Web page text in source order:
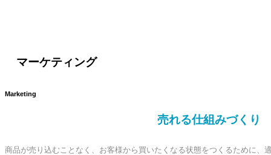
マーケティング
Marketing
売れる仕組みづくり
商品が売り込むことなく、お客様から買いたくなる状態をつくるために